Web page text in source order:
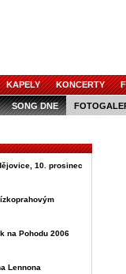
KAPELY KONCERTY
SONG DNE
10. prosinec
na Pohodu 2006
Lennona